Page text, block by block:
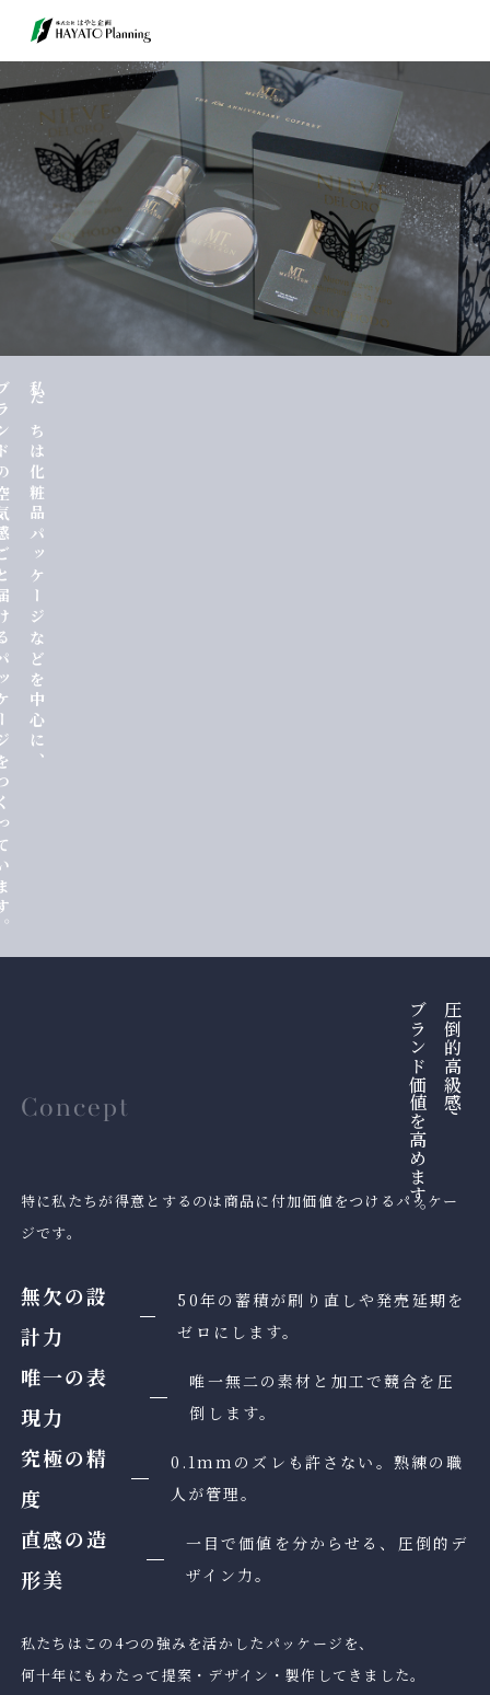
私たちは化粧品パッケージなどを中心に、
くっています。
Concept
圧
倒
的
高
級
感
で
ブ
ラ
ン
ド
価
値
を
高
め
ま
す
。
特に私たちが得意とするのは商品に付加価値をつけるパッケー
ジです。
無欠の設
計力
50年の蓄積が刷り直しや発売延期を
ゼロにします。
唯一の表
現力
唯一無二の素材と加工で競合を圧
倒します。
究極の精
度
0.1mmのズレも許さない。熟練の職
人が管理。
直感の造
形美
一目で価値を分からせる、圧倒的デ
ザイン力。
私たちはこの4つの強みを活かしたパッケージを、
何十年にもわたって提案・デザイン・製作してきました。
オーダーメイド
制作実績
会社情報
よくある質問